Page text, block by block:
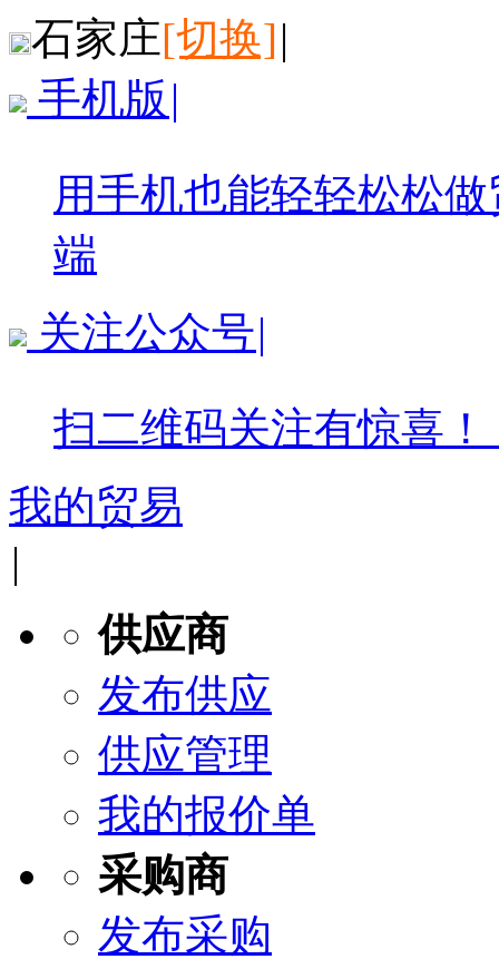
石家庄[切换]|
手机版 |
用手机也能轻轻松松
端
关注公众号|
扫二维码关注有惊喜！
我的贸易
|
供应商
发布供应
供应管理
我的报价单
采购商
发布采购